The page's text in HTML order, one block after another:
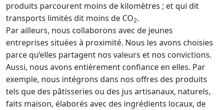
produits parcourent moins de kilomètres ; et qui dit
transports limités dit moins de CO2.
Par ailleurs, nous collaborons avec de jeunes
entreprises situées à proximité. Nous les avons choisies
parce qu’elles partagent nos valeurs et nos convictions.
Aussi, nous avons entièrement confiance en elles. Par
exemple, nous intégrons dans nos offres des produits
tels que des pâtisseries ou des jus artisanaux, naturels,
faits maison, élaborés avec des ingrédients locaux, de